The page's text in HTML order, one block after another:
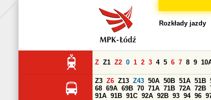
Rozkłady jazdy
Z Z1 Z2 0 1 2 3 4 5 6 7 8 9
Z3 Z6 Z13 Z43 50A 50B 51A 51B
68 69A 69B 70 71A 71B 72A 72B
91A 91B 91C 92A 92B 93 94 96